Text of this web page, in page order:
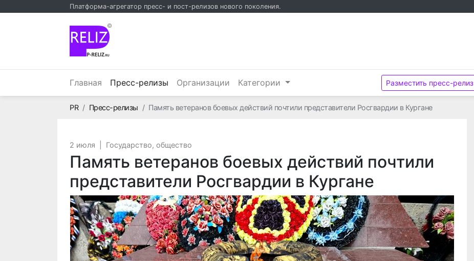
Платформа-агрегатор пресс- и пост-релизов нового поколения.
©
Главная Пресс-релизы (текущий)
Организации Категории Разместить пресс-релиз
PRГлавная
Пресс-релизы Память ветеранов боевых действий почтили представители Росгвардии в Кургане
2 июля Государство, общество
Память ветеранов боевых действий почтили
представители Росгвардии в Кургане